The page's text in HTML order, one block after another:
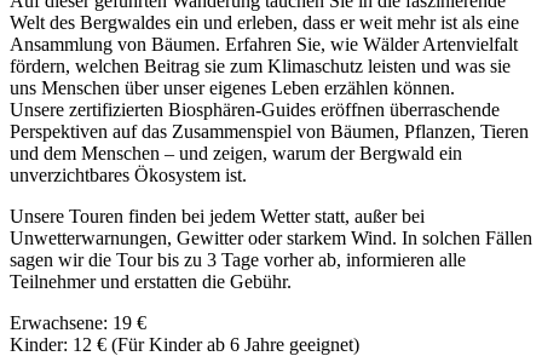
Welt des Bergwaldes ein und erleben, dass er weit mehr ist als eine
Ansammlung von Bäumen. Erfahren Sie, wie Wälder Artenvielfalt
fördern, welchen Beitrag sie zum Klimaschutz leisten und was sie
uns Menschen über unser eigenes Leben erzählen können.
Unsere zertifizierten Biosphären-Guides eröffnen überraschende
Perspektiven auf das Zusammenspiel von Bäumen, Pflanzen, Tieren
und dem Menschen – und zeigen, warum der Bergwald ein
unverzichtbares Ökosystem ist.
Unsere Touren finden bei jedem Wetter statt, außer bei
Unwetterwarnungen, Gewitter oder starkem Wind. In solchen Fällen
sagen wir die Tour bis zu 3 Tage vorher ab, informieren alle
Teilnehmer und erstatten die Gebühr.
Erwachsene: 19 €
Kinder: 12 € (Für Kinder ab 6 Jahre geeignet)